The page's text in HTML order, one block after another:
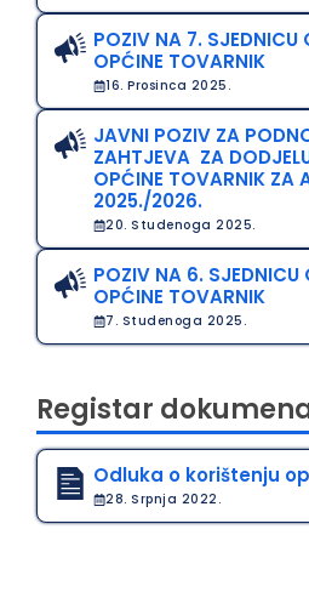
POZIV NA 7.
OPĆINE TOVARNIK
16. Prosinca 2025.
JAVNI POZIV ZA
ZAHTJEVA ZA
OPĆINE TOVARNIK ZA
2025./2026.
20. Studenoga 2025.
POZIV NA 6.
OPĆINE TOVARNIK
7. Studenoga 2025.
Registar
Odluka o korištenju
28. Srpnja 2022.